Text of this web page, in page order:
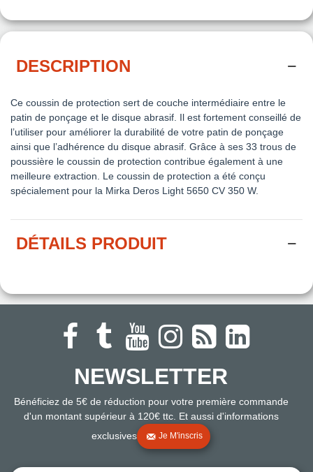
DESCRIPTION
Ce coussin de protection sert de couche intermédiaire entre le
patin de ponçage et le disque abrasif. Il est fortement conseillé de
l’utiliser pour améliorer la durabilité de votre patin de ponçage
ainsi que l’adhérence du disque abrasif. Grâce à ses 33 trous de
poussière le coussin de protection contribue également à une
meilleure extraction. Le coussin de protection a été conçu
spécialement pour la Mirka Deros Light 5650 CV 350 W.
DÉTAILS PRODUIT
NEWSLETTER
Bénéficiez de 5€ de réduction pour votre première commande
d'un montant supérieur à 120€ ttc. Et aussi d'informations
exclusives
Je M'inscris